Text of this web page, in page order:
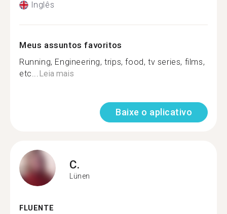
Inglês
Meus assuntos favoritos
Running, Engineering, trips, food, tv series, films,
etc...Leia mais
Baixe o aplicativo
C.
Lünen
FLUENTE